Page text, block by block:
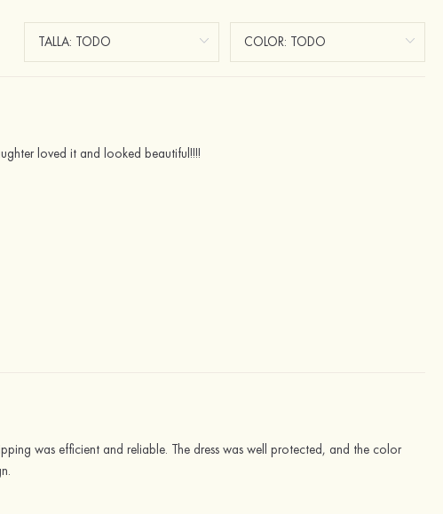
loved it and looked beautiful!!!!
was efficient and reliable. The dress was well protected, and the color